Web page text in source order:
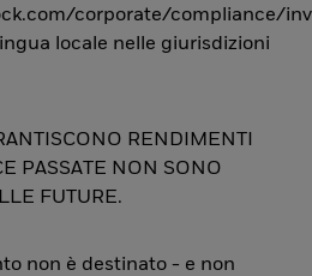
corporate/compliance/
locale nelle giurisdizioni
RENDIMENTI
PASSATE NON SONO
FUTURE.
non è destinato - e non